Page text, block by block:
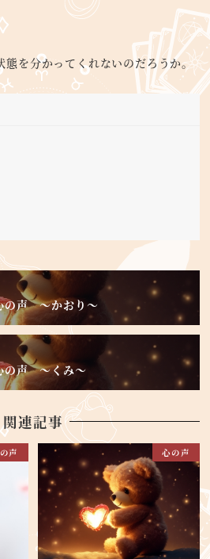
態を分かってくれないのだろうか。
の声 ～かおり～
の声 ～くみ～
関連記事
声 心の声